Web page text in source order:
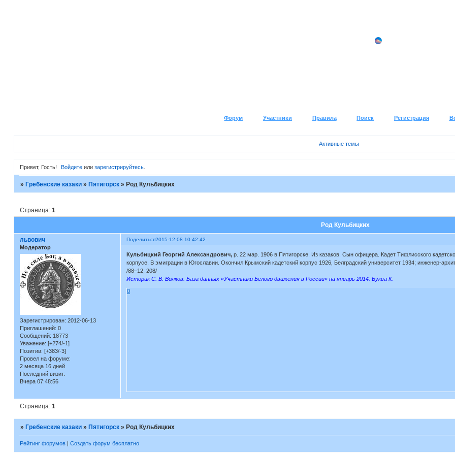
Форум Участники Правила Поиск Регистрация
Активные темы
Привет, Гость! Войдите илизарегистрируйтесь
» Гребенские казаки » Пятигорск » Род Кульбицких
Род Кульбицких
Страница: 1
Поделиться2015-12-08 10:42:42
львович
Модератор
Зарегистрирован: 2012-06-13
Приглашений: 0
Сообщений: 18773
Уважение: [+274/-1]
Позитив: [+383/-3]
Провел на форуме:
2 месяца 16 дней
Последний визит:
Вчера 07:48:56
Кульбицкий Георгий Александрович, р. 22 мар. 1906 в Пятигорске. Из казаков. Сын офицера. Кадет Тифлисского
корпусе. В эмиграции в Югославии. Окончил Крымский кадетский корпус 1926, Белградский университет 1934; инженер-
/88–12; 208/
Историк С. В. Волков. База данных «Участники Белого движения в России» на январь 2014. Буква К.
0
Страница: 1
» Гребенские казаки » Пятигорск » Род Кульбицких
Рейтинг форумов| Создать форум бесплатно